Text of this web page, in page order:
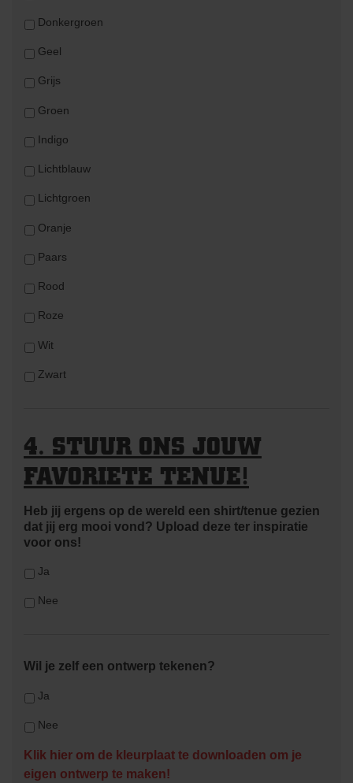
Donkergroen
Geel
Grijs
Groen
Indigo
Lichtblauw
Lichtgroen
Oranje
Paars
Rood
Roze
Wit
Zwart
4. STUUR ONS JOUW
FAVORIETE TENUE!
Heb jij ergens op de wereld een shirt/tenue gezien
dat jij erg mooi vond? Upload deze ter inspiratie
voor ons!
Ja
Nee
Wil je zelf een ontwerp tekenen?
Ja
Nee
Klik hier om de kleurplaat te downloaden om je
eigen ontwerp te maken!